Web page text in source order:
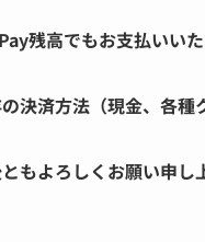
残高でもお支払いい
決済方法（現金、各種
もよろしくお願い申し